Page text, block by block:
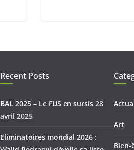
Recent Posts
BAL 2025 – Le FUS en sursis 28
avril 2025
Eliminatoires mondial 2026 :
Art
Bien-